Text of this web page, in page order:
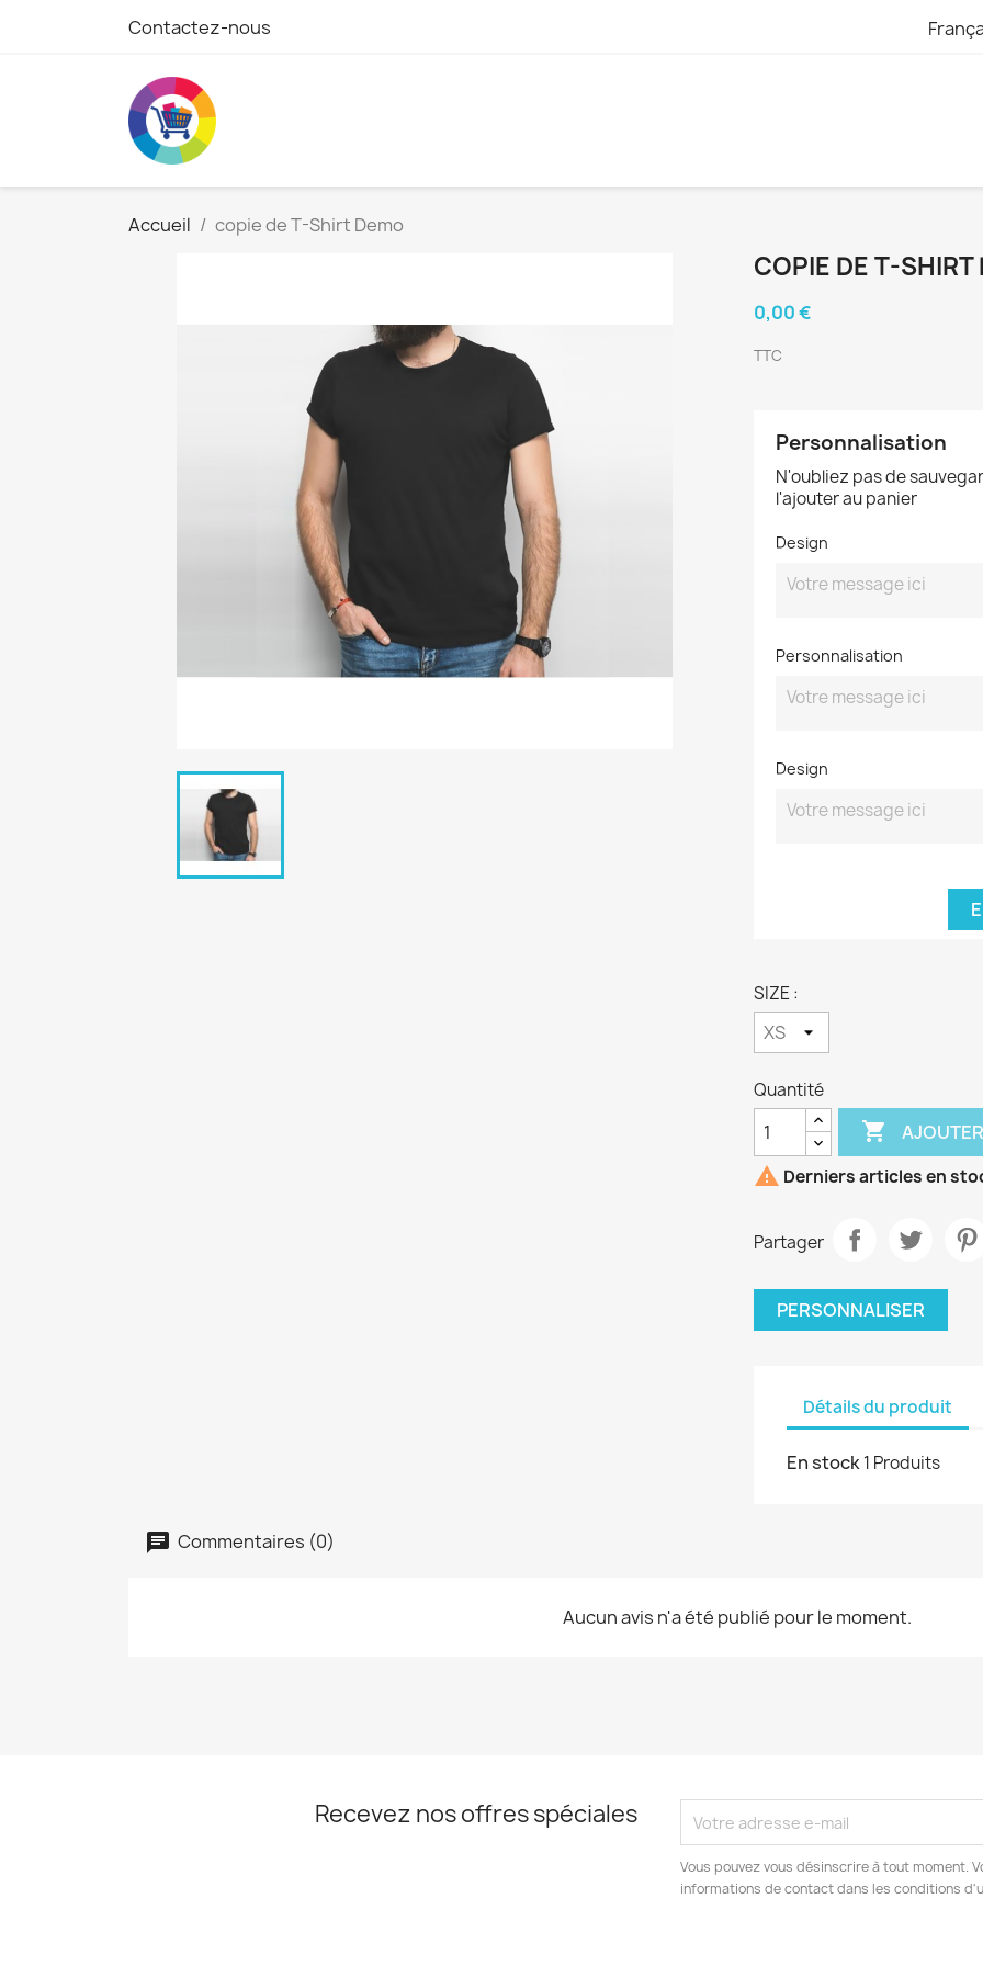
Contactez-nous
Accueil copie de T-Shirt Demo
COPIE DE T-SHIRT
0,00 €
TTC
Personnalisation
N'oubliez pas de
l'ajouter au panier
Design
Personnalisation
Design
SIZE :
Quantité

 Derniers articles en
Partager
PERSONNALISER
Détails du produit
En stock1 Produits
Commentaires (0)
Aucun avis n'a été publié pour le moment.
Recevez nos offres spéciales
Vous pouvez vous désinscrire à tout moment.
informations de contact dans les conditions